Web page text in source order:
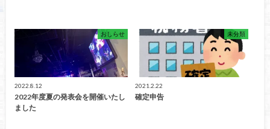
おしらせ
2022.8.12
2022年度夏の発表会を開催いたし
ました
未分類
2021.2.22
確定申告